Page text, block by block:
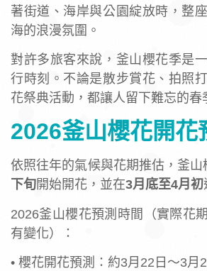
著街道、海岸與公園綻放時，整
海的浪漫氛圍。
對許多旅客來說，釜山櫻花季是
行時刻。不論是散步賞花、拍照
花祭典活動，都讓人留下難忘的春
2026釜山櫻花開花
依照往年的氣候與花期推估，釜山
下旬開始開花，並在3月底至4月初
2026釜山櫻花預測時間（實際花
有變化）：
• 櫻花開花預測：約3月22日～3月